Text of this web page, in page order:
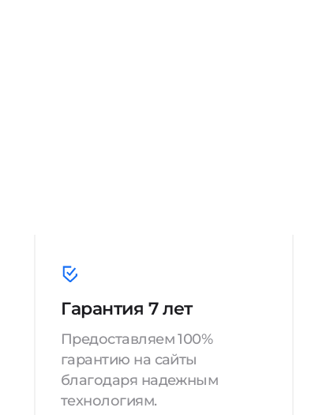
Гарантия 7 лет
Предоставляем 100%
гарантию на сайты
благодаря надежным
технологиям.